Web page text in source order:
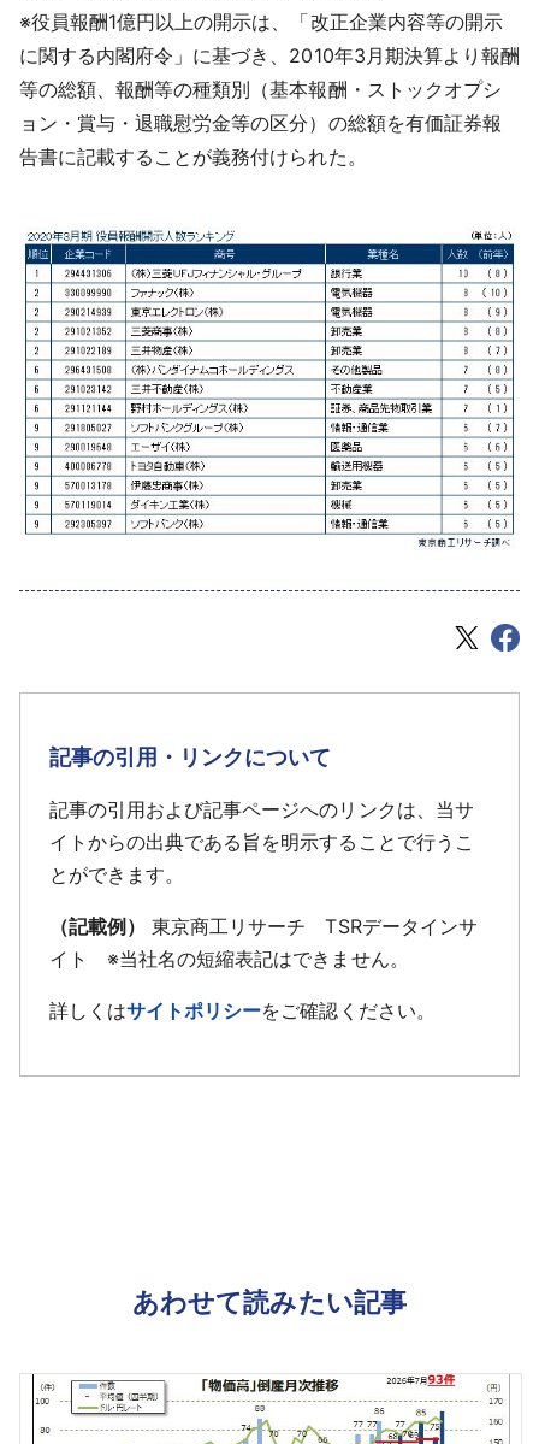
※役員報酬1億円以上の開示は、「改正企業内容等の開示
に関する内閣府令」に基づき、2010年3月期決算より報酬
等の総額、報酬等の種類別（基本報酬・ストックオプシ
ョン・賞与・退職慰労金等の区分）の総額を有価証券報
告書に記載することが義務付けられた。
記事の引用・リンクについて
記事の引用および記事ページへのリンクは、当サ
イトからの出典である旨を明示することで行うこ
とができます。
（記載例）
東京商工リサーチ TSRデータインサ
イト ※当社名の短縮表記はできません。
詳しくはサイトポリシーをご確認ください。
あわせて読みたい記事